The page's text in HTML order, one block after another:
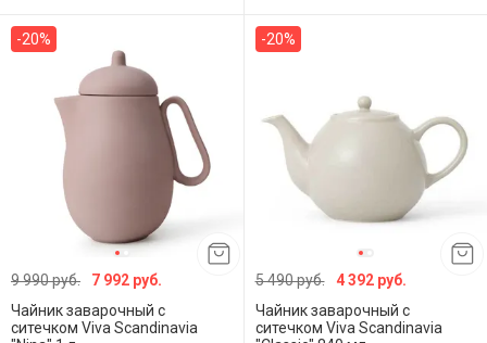
-20%
9 990 руб.
7 992 руб.
Чайник заварочный с
ситечком Viva Scandinavia
-20%
5 490 руб.
4 392 руб.
Чайник заварочный с
ситечком Viva Scandinavia